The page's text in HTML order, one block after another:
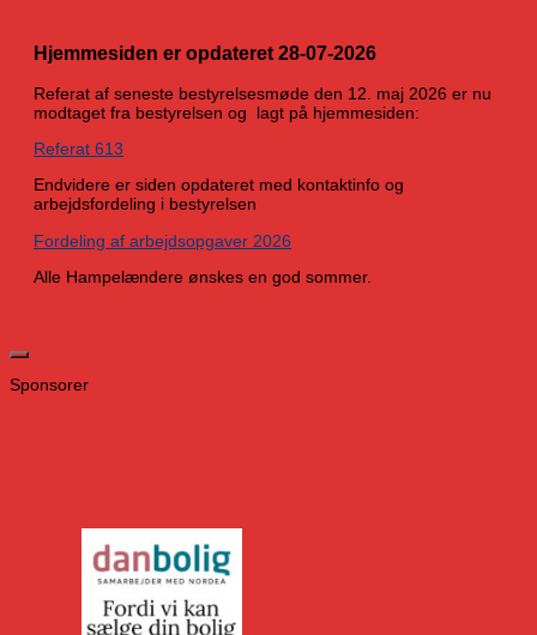
Hjemmesiden er opdateret 28-07-2026
Referat af seneste bestyrelsesmøde den 12. maj 2026 er nu
modtaget fra bestyrelsen og lagt på hjemmesiden:
Referat 613
Endvidere er siden opdateret med kontaktinfo og
arbejdsfordeling i bestyrelsen
Fordeling af arbejdsopgaver 2026
Alle Hampelændere ønskes en god sommer.
Sponsorer